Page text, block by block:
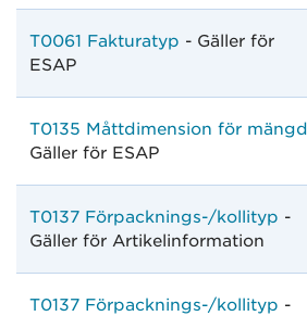
T0061 Fakturatyp - Gäller för
ESAP
T0135 Måttdimension för mängd
Gäller för ESAP
T0137 Förpacknings-/kollityp -
Gäller för Artikelinformation
T0137 Förpacknings-/kollityp -